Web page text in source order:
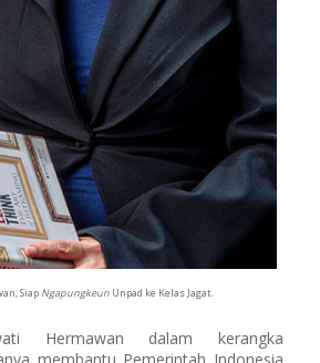
Siap Ngapungkeun Unpad ke Kelas Jagat.
Hermawan dalam kerangka